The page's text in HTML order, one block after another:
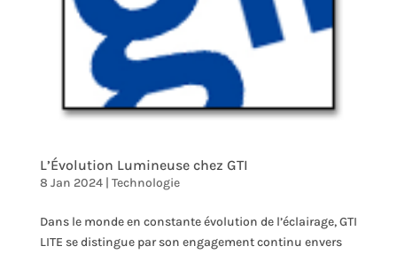
L’Évolution Lumineuse chez GTI
8 Jan 2024| Technologie
Dans le monde en constante évolution de l’éclairage, GTI
LITE se distingue par son engagement continu envers